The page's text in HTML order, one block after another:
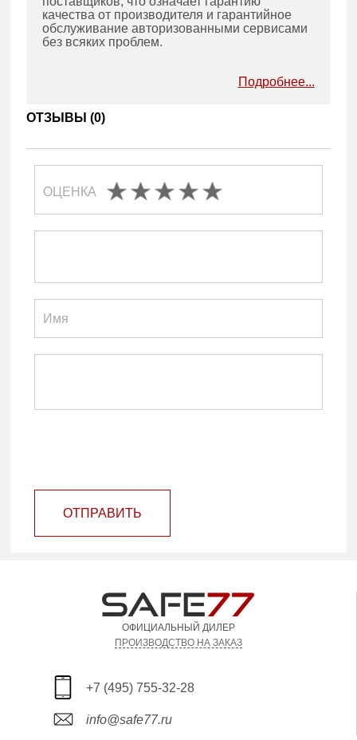
качества от производителя и гарантийное
обслуживание авторизованными сервисами
без всяких проблем.
Подробнее...
ОТЗЫВЫ (0)
ОЦЕНКА
ОТПРАВИТЬ
ОФИЦИАЛЬНЫЙ ДИЛЕР
ПРОИЗВОДСТВО НА ЗАКАЗ
+7 (495) 755-32-28
info@safe77.ru